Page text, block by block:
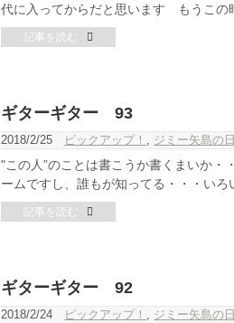
代に入ってからだと思います もうこの
記事を読む
ギターギター 93
2018/2/25 ピックアップ！ , ジミー矢島の
"この人”のことは書こうか書くまいか・
ームですし、誰もが知ってる・・・い
記事を読む
ギターギター 92
2018/2/24 ピックアップ！ , ジミー矢島の